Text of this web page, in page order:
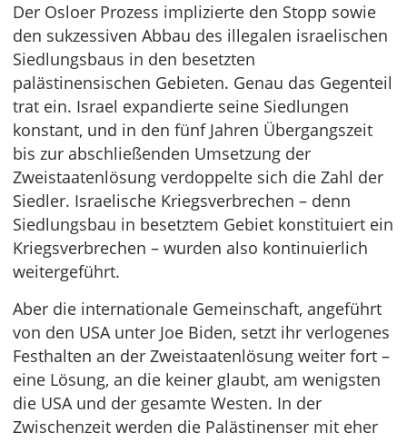
Der Osloer Prozess implizierte den Stopp sowie
den sukzessiven Abbau des illegalen israelischen
Siedlungsbaus in den besetzten
palästinensischen Gebieten. Genau das Gegenteil
trat ein. Israel expandierte seine Siedlungen
konstant, und in den fünf Jahren Übergangszeit
bis zur abschließenden Umsetzung der
Zweistaatenlösung verdoppelte sich die Zahl der
Siedler. Israelische Kriegsverbrechen – denn
Siedlungsbau in besetztem Gebiet konstituiert ein
Kriegsverbrechen – wurden also kontinuierlich
weitergeführt.
Aber die internationale Gemeinschaft, angeführt
von den USA unter Joe Biden, setzt ihr verlogenes
Festhalten an der Zweistaatenlösung weiter fort –
eine Lösung, an die keiner glaubt, am wenigsten
die USA und der gesamte Westen. In der
Zwischenzeit werden die Palästinenser mit eher